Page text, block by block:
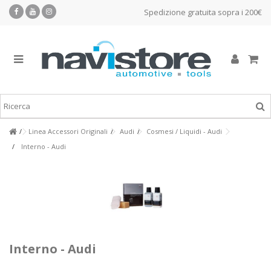
Spedizione gratuita sopra i 200€
Linea Accessori Originali Audi
Cosmesi / Liquidi - Audi
Interno - Audi
Interno - Audi